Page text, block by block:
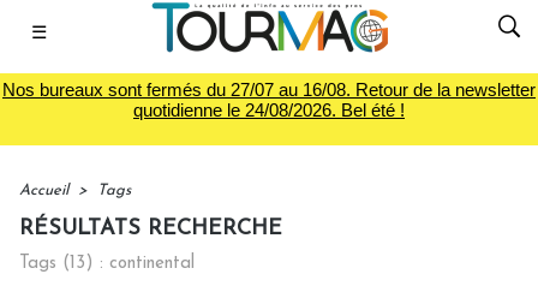
☰
Nos bureaux sont fermés du 27/07 au 16/08. Retour de la newsletter
quotidienne le 24/08/2026. Bel été !
Accueil > Tags
RÉSULTATS RECHERCHE
Tags (13) : continental